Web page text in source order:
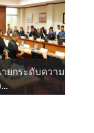
ยกระดับความ